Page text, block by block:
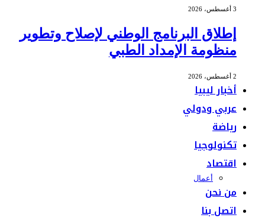
إطلاق البرنامج الوطني لإصلاح وتطوير
منظومة الإمداد الطبي
أخبار ليبيا
عربي ودولي
رياضة
تكنولوجيا
اقتصاد
أعمال
من نحن
اتصل بنا